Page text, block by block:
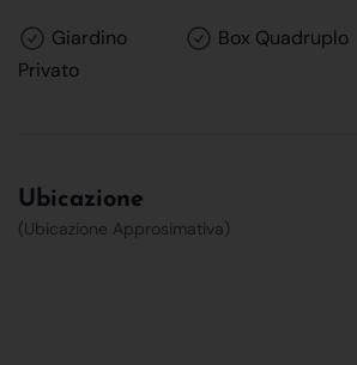
Giardino
Privato
Box Quadruplo
Ubicazione
(Ubicazione Approsimativa)